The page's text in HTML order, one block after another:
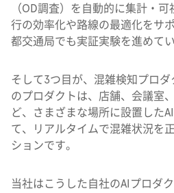
（OD調査）を自動的に集計・
行の効率化や路線の最適化をサ
都交通局でも実証実験を進めてい
そして3つ目が、混雑検知プロ
のプロダクトは、店舗、会議室
ど、さまざまな場所に設置した
て、リアルタイムで混雑状況を
ションです。
当社はこうした自社のAIプロダ